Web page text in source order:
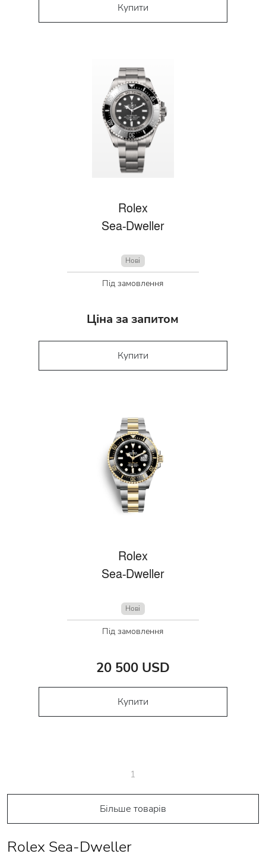
Купити
Rolex
Sea-Dweller
Нові
Під замовлення
Ціна за запитом
Купити
Rolex
Sea-Dweller
Нові
Під замовлення
20 500 USD
Купити
1
Більше товарів
Rolex Sea-Dweller